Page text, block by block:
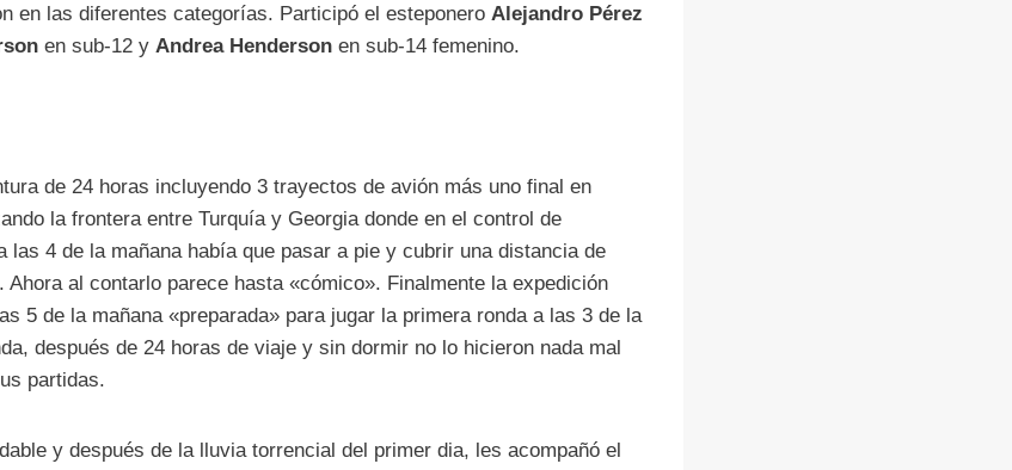
en las diferentes categorías. Participó el esteponero Alejandro Pérez
en sub-12 y Andrea Henderson en sub-14 femenino.
de 24 horas incluyendo 3 trayectos de avión más uno final en
la frontera entre Turquía y Georgia donde en el control de
las 4 de la mañana había que pasar a pie y cubrir una distancia de
Ahora al contarlo parece hasta «cómico». Finalmente la expedición
5 de la mañana «preparada» para jugar la primera ronda a las 3 de la
después de 24 horas de viaje y sin dormir no lo hicieron nada mal
partidas.
y después de la lluvia torrencial del primer dia, les acompañó el